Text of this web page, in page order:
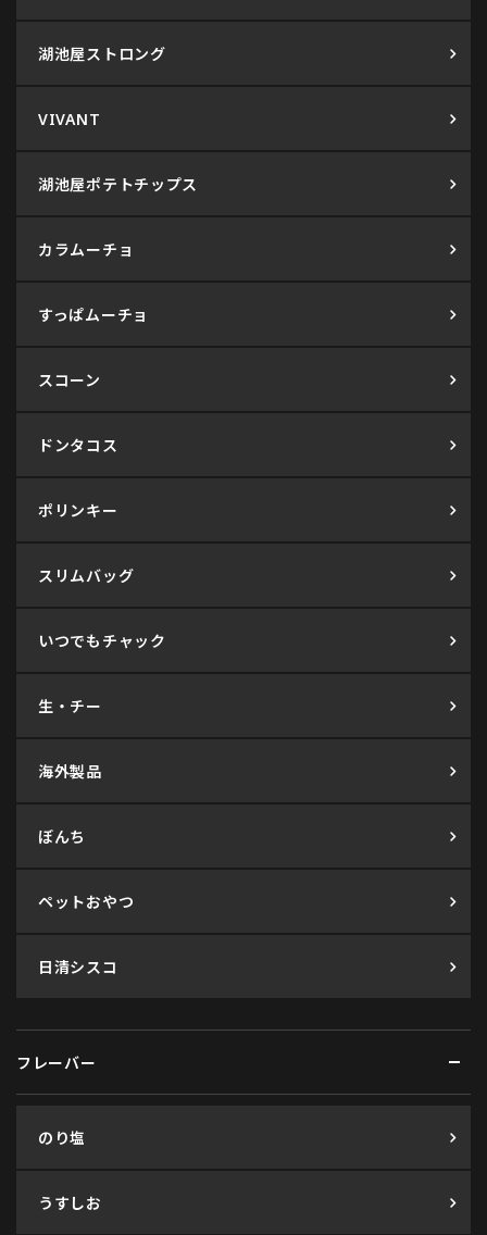
湖池屋ストロング
VIVANT
湖池屋ポテトチップス
カラムーチョ
すっぱムーチョ
スコーン
ドンタコス
ポリンキー
スリムバッグ
いつでもチャック
生・チー
海外製品
ぼんち
ペットおやつ
日清シスコ
フレーバー
のり塩
うすしお